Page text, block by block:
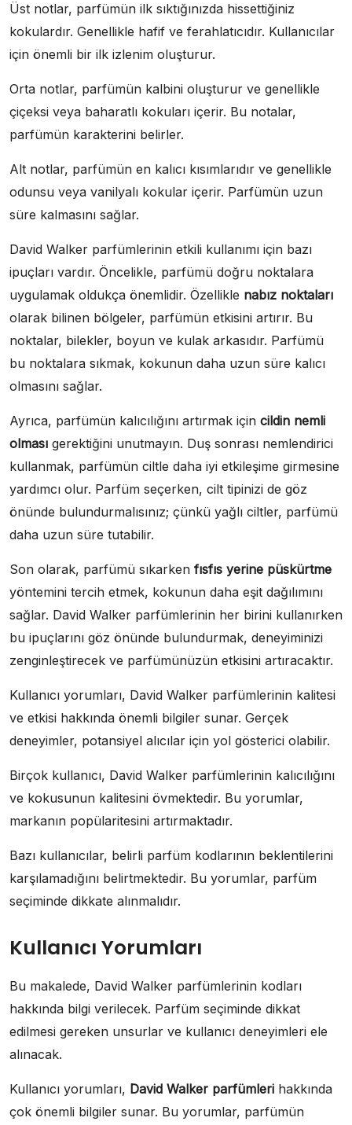
Üst notlar, parfümün ilk sıktığınızda hissettiğiniz
kokulardır. Genellikle hafif ve ferahlatıcıdır. Kullanıcılar
için önemli bir ilk izlenim oluşturur.
Orta notlar, parfümün kalbini oluşturur ve genellikle
çiçeksi veya baharatlı kokuları içerir. Bu notalar,
parfümün karakterini belirler.
Alt notlar, parfümün en kalıcı kısımlarıdır ve genellikle
odunsu veya vanilyalı kokular içerir. Parfümün uzun
süre kalmasını sağlar.
David Walker parfümlerinin etkili kullanımı için bazı
ipuçları vardır. Öncelikle, parfümü doğru noktalara
uygulamak oldukça önemlidir. Özellikle nabız noktaları
olarak bilinen bölgeler, parfümün etkisini artırır. Bu
noktalar, bilekler, boyun ve kulak arkasıdır. Parfümü
bu noktalara sıkmak, kokunun daha uzun süre kalıcı
olmasını sağlar.
Ayrıca, parfümün kalıcılığını artırmak için cildin nemli
olması gerektiğini unutmayın. Duş sonrası nemlendirici
kullanmak, parfümün ciltle daha iyi etkileşime girmesine
yardımcı olur. Parfüm seçerken, cilt tipinizi de göz
önünde bulundurmalısınız; çünkü yağlı ciltler, parfümü
daha uzun süre tutabilir.
Son olarak, parfümü sıkarken fısfıs yerine püskürtme
yöntemini tercih etmek, kokunun daha eşit dağılımını
sağlar. David Walker parfümlerinin her birini kullanırken
bu ipuçlarını göz önünde bulundurmak, deneyiminizi
zenginleştirecek ve parfümünüzün etkisini artıracaktır.
Kullanıcı yorumları, David Walker parfümlerinin kalitesi
ve etkisi hakkında önemli bilgiler sunar. Gerçek
deneyimler, potansiyel alıcılar için yol gösterici olabilir.
Birçok kullanıcı, David Walker parfümlerinin kalıcılığını
ve kokusunun kalitesini övmektedir. Bu yorumlar,
markanın popülaritesini artırmaktadır.
Bazı kullanıcılar, belirli parfüm kodlarının beklentilerini
karşılamadığını belirtmektedir. Bu yorumlar, parfüm
seçiminde dikkate alınmalıdır.
Kullanıcı Yorumları
Bu makalede, David Walker parfümlerinin kodları
hakkında bilgi verilecek. Parfüm seçiminde dikkat
edilmesi gereken unsurlar ve kullanıcı deneyimleri ele
alınacak.
Kullanıcı yorumları, David Walker parfümleri hakkında
çok önemli bilgiler sunar. Bu yorumlar, parfümün